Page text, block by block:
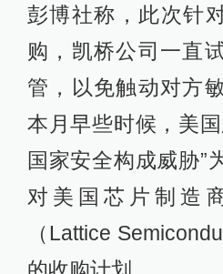
彭博社称，此次针
购，凯桥公司一直
管，以免触动对方
本月早些时候，美
国家安全构成威胁”
对美国芯片制造
（Lattice